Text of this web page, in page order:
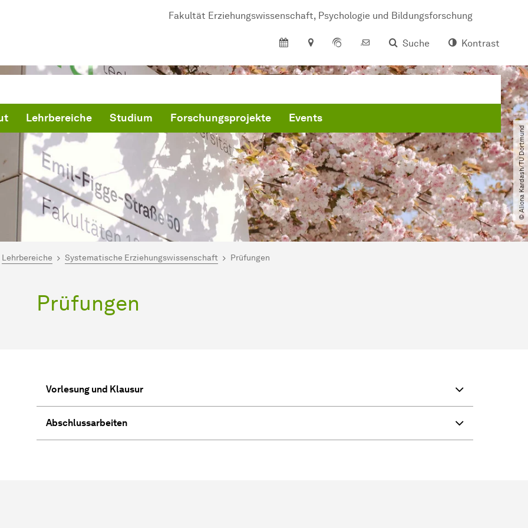
Fakultät Er­zieh­ungs­wis­sen­schaft, Psy­cho­lo­gie und Bil­dungs­for­schung
Suche
Kontrast
Lehrbereiche Studium Forschungsprojekte Events
© Aliona Kardash​/​TU Dortmund
hier:
Lehrbereiche Systematische Erziehungswissenschaft Prüfungen
Prüfungen
Vorlesung und Klausur
Abschlussarbeiten